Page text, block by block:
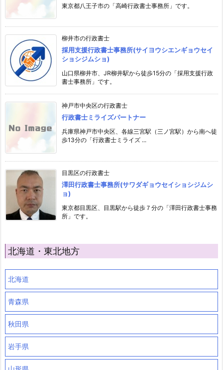
東京都八王子市の「高崎行政書士事務所」です。
柳井市の行政書士
採用支援行政書士事務所(サイヨウシエンギョウセイ
ショシジムショ)
山口県柳井市、JR柳井駅から徒歩15分の「採用支援行政
書士事務所」です。
神戸市中央区の行政書士
行政書士ミライズパートナー
兵庫県神戸市中央区、各線三宮駅（三ノ宮駅）から南へ徒
歩13分の「行政書士ミライズ ...
目黒区の行政書士
澤田行政書士事務所(サワダギョウセイショシジムシ
ョ)
東京都目黒区、目黒駅から徒歩７分の「澤田行政書士事務
所」です。
北海道・東北地方
北海道
青森県
秋田県
岩手県